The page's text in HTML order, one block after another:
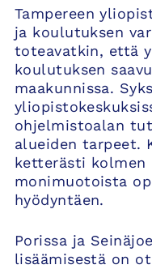
Tampereen
ja koulutuksen
toteavatkin, että
koulutuksen
maakunnissa.
ohjelmistoalan
alueiden tarpeet.
ketterästi kolmen
monimuotoista
hyödyntäen.
Porissa ja
lisäämisestä on